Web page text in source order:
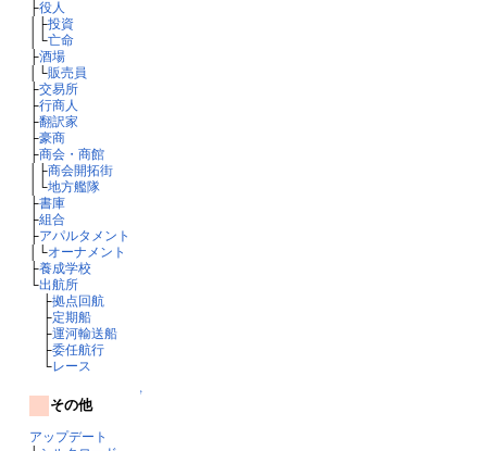
├役人
│├投資
│└亡命
├酒場
│└販売員
├交易所
├行商人
├翻訳家
├豪商
├商会・商館
│├商会開拓街
│└地方艦隊
├書庫
├組合
├アパルタメント
│└オーナメント
├養成学校
└出航所
├拠点回航
├定期船
├運河輸送船
├委任航行
└レース
↑
その他
アップデート